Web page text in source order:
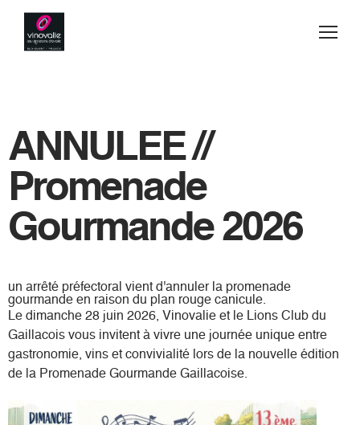
Espace privé
Visiter
Contact
Où nous trouver
ANNULEE //
Promenade
Gourmande 2026
un arrêté préfectoral vient d'annuler la promenade
gourmande en raison du plan rouge canicule.
Le dimanche 28 juin 2026, Vinovalie et le Lions Club du
Gaillacois vous invitent à vivre une journée unique entre
gastronomie, vins et convivialité lors de la nouvelle édition
de la Promenade Gourmande Gaillacoise.